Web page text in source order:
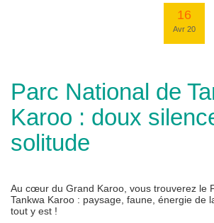
16
Avr 20
Parc National de
Karoo : doux
solitude
Au cœur du Grand Karoo, vous trouverez le
Tankwa Karoo : paysage, faune, énergie de
tout y est !